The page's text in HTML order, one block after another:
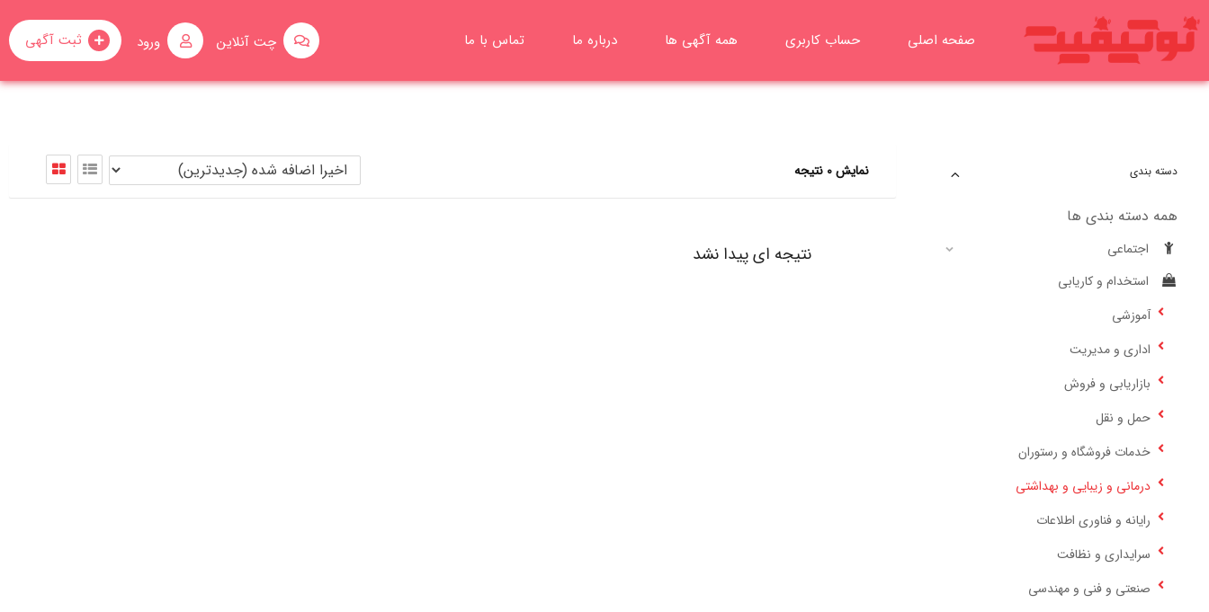
پرش
ثبت آگهی ورود چت آنلاین صفحه اصلی حساب کاربری همه آگهی ها درباره ما تماس با ما
دسته بندی
همه دسته بندی ها
اجتماعی
استخدام و کاریابی
آموزشی
اداری و مدیریت
بازاریابی و فروش
حمل و نقل
خدمات فروشگاه و رستوران
درمانی و زیبایی و بهداشتی
رایانه و فناوری اطلاعات
سرایداری و نظافت
صنعتی و فنی و مهندسی
نمایش 0 نتیجه
نتیجه ای پیدا نشد